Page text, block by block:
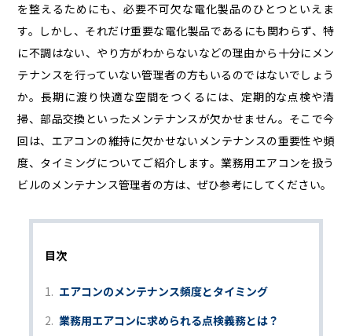
を整えるためにも、必要不可欠な電化製品のひとつといえま
す。しかし、それだけ重要な電化製品であるにも関わらず、特
に不調はない、やり方がわからないなどの理由から十分にメン
テナンスを行っていない管理者の方もいるのではないでしょう
か。長期に渡り快適な空間をつくるには、定期的な点検や清
掃、部品交換といったメンテナンスが欠かせません。そこで今
回は、エアコンの維持に欠かせないメンテナンスの重要性や頻
度、タイミングについてご紹介します。業務用エアコンを扱う
ビルのメンテナンス管理者の方は、ぜひ参考にしてください。
目次
エアコンのメンテナンス頻度とタイミング
業務用エアコンに求められる点検義務とは？